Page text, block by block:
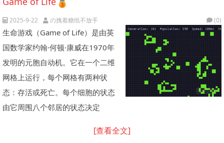
2025-9-22 の拽着糖纸不放手 (0)
生命游戏（Game of Life）是由英
国数学家约翰·何顿·康威在1970年
发明的元胞自动机。它在一个二维
网格上运行，每个网格有两种状
态：存活或死亡。每个细胞的状态
由它周围八个邻居的状态决定
[查看全文]